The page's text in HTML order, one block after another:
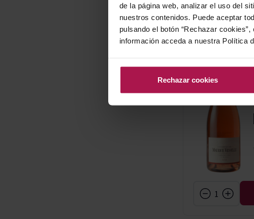
de la página web, analizar el uso del
nuestros contenidos. Puede aceptar
pulsando el botón “Rechazar
información acceda a nuestra Política
Rechazar cookies
-30%